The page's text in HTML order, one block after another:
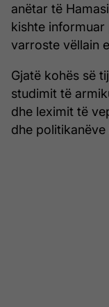
anëtar të
kishte
varroste vëllain
Gjatë kohës së
studimit të
dhe leximit të
dhe politikanëve